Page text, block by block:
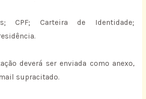
CPF; Carteira de Identidade;
deverá ser enviada como anexo,
supracitado.